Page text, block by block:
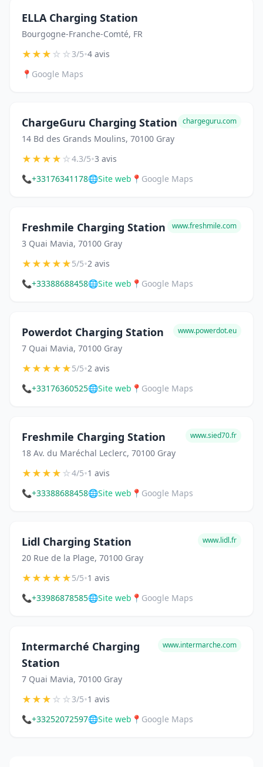
ELLA Charging Station
Bourgogne-Franche-Comté, FR
★★★☆☆3/5•4 avis
📍 Google Maps
ChargeGuru Charging Station
14 Bd des Grands Moulins, 70100 Gray
chargeguru.com
★★★★☆4.3/5•3 avis
📞+33176341178🌐Site web 📍 Google Maps
Freshmile Charging Station
3 Quai Mavia, 70100 Gray
www.freshmile.com
★★★★★5/5•2 avis
📞+33388688458🌐Site web 📍 Google Maps
Powerdot Charging Station
7 Quai Mavia, 70100 Gray
www.powerdot.eu
★★★★★5/5•2 avis
📞+33176360525🌐Site web 📍 Google Maps
Freshmile Charging Station
18 Av. du Maréchal Leclerc, 70100 Gray
www.sied70.fr
★★★★☆4/5•1 avis
📞+33388688458🌐Site web 📍 Google Maps
Lidl Charging Station
20 Rue de la Plage, 70100 Gray
www.lidl.fr
★★★★★5/5•1 avis
📞+33986878585🌐Site web 📍 Google Maps
Intermarché Charging
Station
7 Quai Mavia, 70100 Gray
www.intermarche.com
★★★☆☆3/5•1 avis
📞+33252072597🌐Site web 📍 Google Maps